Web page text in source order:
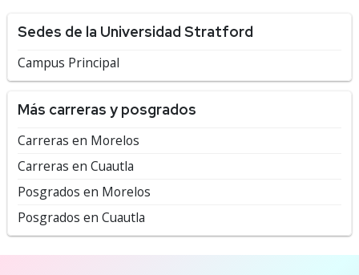
Sedes de la Universidad Stratford
Campus Principal
Más carreras y posgrados
Carreras en Morelos
Carreras en Cuautla
Posgrados en Morelos
Posgrados en Cuautla